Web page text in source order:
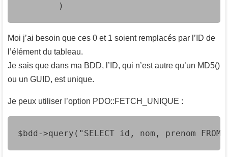
        )
Moi j’ai besoin que ces 0 et 1 soient remplacés par l’ID de
l’élément du tableau.
Je sais que dans ma BDD, l’ID, qui n’est autre qu’un MD5()
ou un GUID, est unique.
Je peux utiliser l’option PDO::FETCH_UNIQUE :
$bdd->query("SELECT id, nom, prenom